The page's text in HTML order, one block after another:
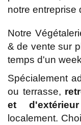
notre entreprise
Notre
& de vente sur
temps d'un
Spécialement
ou terrasse,
et d'extérieur
localement.